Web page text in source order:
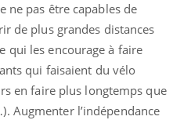
ne pas être capables de
de plus grandes distances
qui les encourage à faire
qui faisaient du vélo
en faire plus longtemps que
Augmenter l’indépendance